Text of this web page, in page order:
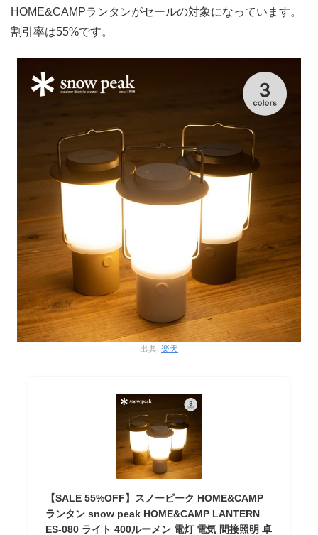
HOME&CAMPランタンがセールの対象になっています。
割引率は55%です。
出典: 楽天
【SALE 55%OFF】スノーピーク HOME&CAMP
ランタン snow peak HOME&CAMP LANTERN
ES-080 ライト 400ルーメン 電灯 電気 間接照明 卓